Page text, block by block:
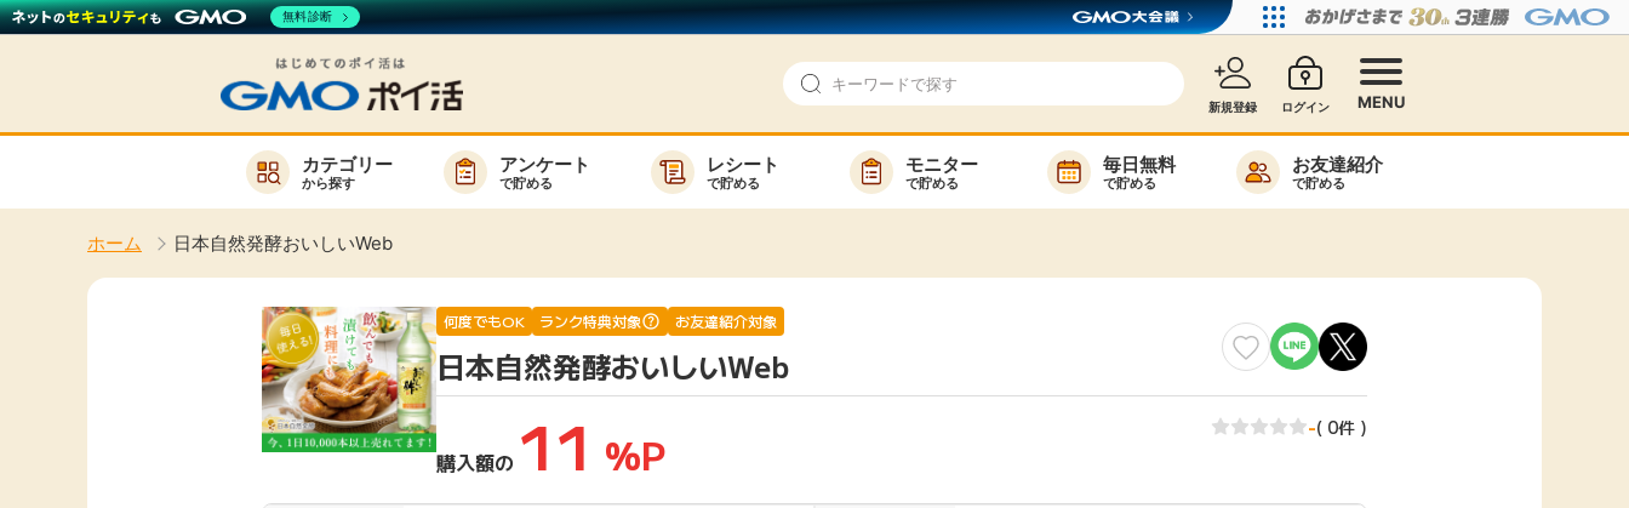
新規登録 ログイン MENU
お知らせ
新着
高還元
無料
ゲーム
買い物
モニター
特集一覧
ヘルプセンター
カテゴリー
から探す
アンケート
で貯める
レシート
で貯める
モニター
で貯める
毎日無料
で貯める
お友達紹介
で貯める
ホーム 日本自然発酵おいしいWeb
サービスから検索 カテゴリーから検索
何度でもOK ランク特典対象 お友達紹介対象
日本自然発酵おいしいWeb
購入額の 11 %P -( 0件 )
無料診断